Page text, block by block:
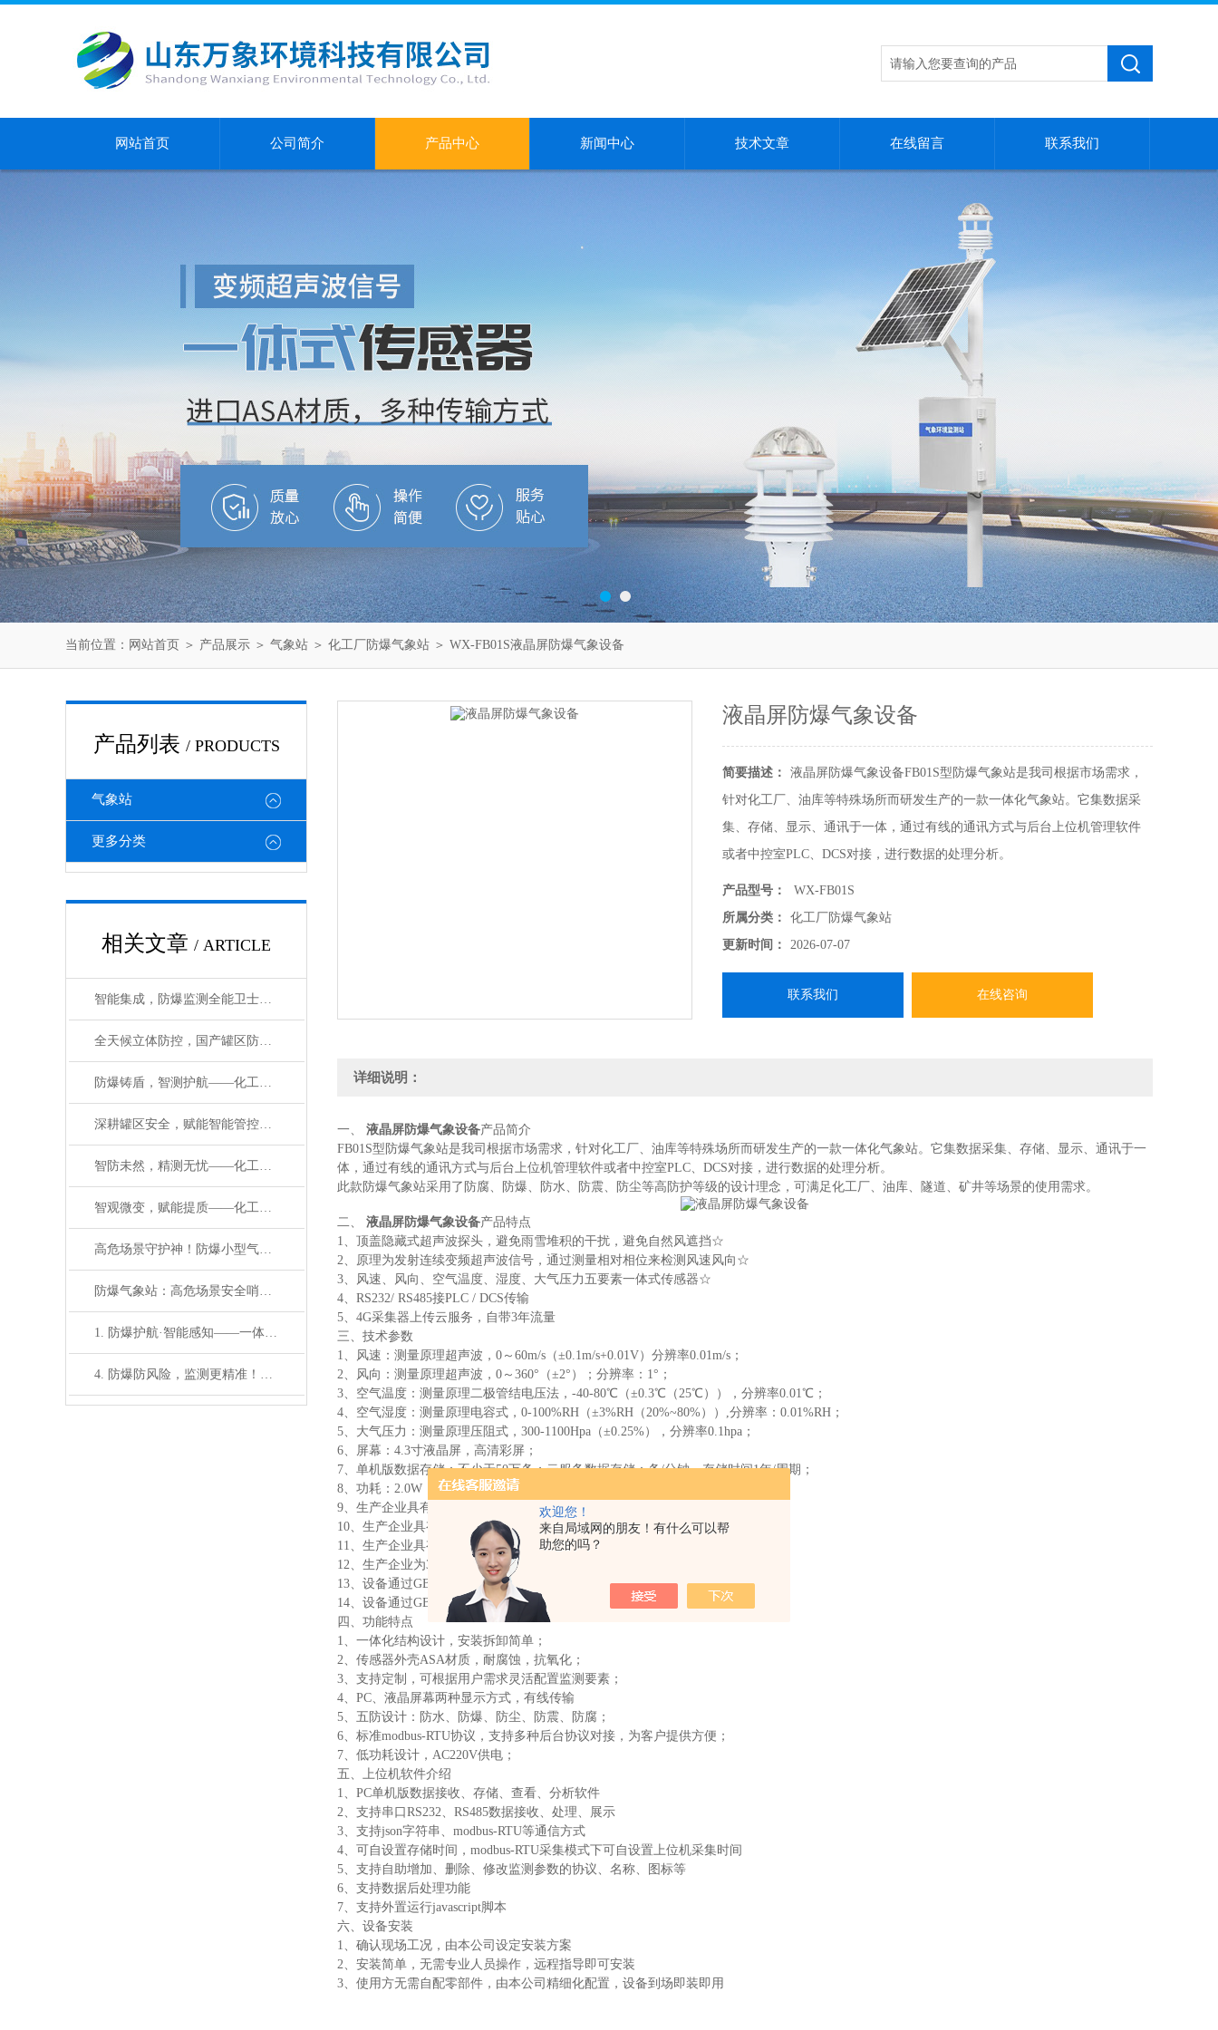
欢迎您！
来自局域网的朋友！有什么可以帮
助您的吗？
网站首页 公司简介 产品中心 新闻中心 技术文章 在线留言 联系我们
当前位置： 网站首页 ＞ 产品展示 ＞ 气象站 ＞ 化工厂防爆气象站 ＞ WX-FB01S液晶屏防爆气象设备
产品列表 / PRODUCTS
气象站
更多分类
相关文章 / ARTICLE
智能集成，防爆监测全能卫士——一体化防爆气象检测系统#2026已更新
全天候立体防控，国产罐区防爆监测系统化解储罐泄漏爆炸隐患#2026已更新
防爆铸盾，智测护航——化工园区防爆监测气象站的核心优势与场景应用
深耕罐区安全，赋能智能管控——防爆气象站的核心价值解析
智防未然，精测无忧——化工园区防爆自动气象站赋能安全管控升级
智观微变，赋能提质——化工厂区防爆自动观测系统的场景价值与实践意义
高危场景守护神！防爆小型气象站系统，安全与精准双向奔赴
防爆气象站：高危场景安全哨兵，筑牢实时监
1. 防爆护航·智能感知——一体化五参数监测系统筑牢高危场景安全防线
4. 防爆防风险，监测更精准！五参数气象系统赋能石油化工、煤矿等高危领域
液晶屏防爆气象设备
简要描述：
液晶屏防爆气象设备FB01S型防爆气象站是我司根据市场需求，
针对化工厂、油库等特殊场所而研发生产的一款一体化气象站。它集数据采
集、存储、显示、通讯于一体，通过有线的通讯方式与后台上位机管理软件
或者中控室PLC、DCS对接，进行数据的处理分析。
产品型号：
WX-FB01S
所属分类：
化工厂防爆气象站
更新时间：
2026-07-07
联系我们 在线咨询
详细说明：
一、 液晶屏防爆气象设备产品简介
FB01S型防爆气象站是我司根据市场需求，针对化工厂、油库等特殊场所而研发生产的一款一体化气象站。它集数据采集、存储、显示、通讯于一
体，通过有线的通讯方式与后台上位机管理软件或者中控室PLC、DCS对接，进行数据的处理分析。
此款防爆气象站采用了防腐、防爆、防水、防震、防尘等高防护等级的设计理念，可满足化工厂、油库、隧道、矿井等场景的使用需求。
二、 液晶屏防爆气象设备产品特点
1、顶盖隐藏式超声波探头，避免雨雪堆积的干扰，避免自然风遮挡☆
2、原理为发射连续变频超声波信号，通过测量相对相位来检测风速风向☆
3、风速、风向、空气温度、湿度、大气压力五要素一体式传感器☆
4、RS232/ RS485接PLC / DCS传输
5、4G采集器上传云服务，自带3年流量
三、技术参数
1、风速：测量原理超声波，0～60m/s（±0.1m/s+0.01V）分辨率0.01m/s；
2、风向：测量原理超声波，0～360°（±2°）；分辨率：1°；
3、空气温度：测量原理二极管结电压法，-40-80℃（±0.3℃（25℃）），分辨率0.01℃；
4、空气湿度：测量原理电容式，0-100%RH（±3%RH（20%~80%））,分辨率：0.01%RH；
5、大气压力：测量原理压阻式，300-1100Hpa（±0.25%），分辨率0.1hpa；
6、屏幕：4.3寸液晶屏，高清彩屏；
7、单机版数据存储：不少于50万条；云服务数据存储：条/分钟，存储时间1年/周期；
8、功耗：2.0W
9、生产企业具有ISO质量管理体系、环境管理体系和职业健康管理体系认证
10、生产企业具有计算机软件注册证书
11、生产企业具有Ex ia IIC T6 Ga高等级防爆证书
12、生产企业为3Aji信用企业
13、设备通过GB3836.1-2010爆炸性环境第一部分：设备通用需求
14、设备通过GB3836.4-2010爆炸性环境第4部分：由本质安全型“i''保护设备
四、功能特点
1、一体化结构设计，安装拆卸简单；
2、传感器外壳ASA材质，耐腐蚀，抗氧化；
3、支持定制，可根据用户需求灵活配置监测要素；
4、PC、液晶屏幕两种显示方式，有线传输
5、五防设计：防水、防爆、防尘、防震、防腐；
6、标准modbus-RTU协议，支持多种后台协议对接，为客户提供方便；
7、低功耗设计，AC220V供电；
五、上位机软件介绍
1、PC单机版数据接收、存储、查看、分析软件
2、支持串口RS232、RS485数据接收、处理、展示
3、支持json字符串、modbus-RTU等通信方式
4、可自设置存储时间，modbus-RTU采集模式下可自设置上位机采集时间
5、支持自助增加、删除、修改监测参数的协议、名称、图标等
6、支持数据后处理功能
7、支持外置运行javascript脚本
六、设备安装
1、确认现场工况，由本公司设定安装方案
2、安装简单，无需专业人员操作，远程指导即可安装
3、使用方无需自配零部件，由本公司精细化配置，设备到场即装即用